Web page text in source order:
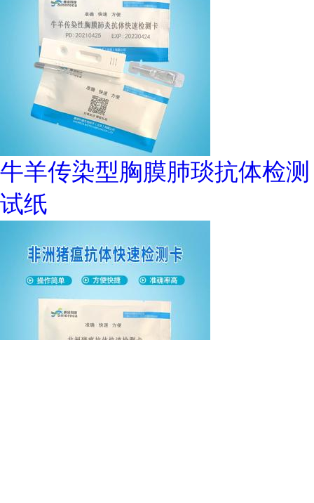
牛羊传染型胸膜肺琰抗体检测
试纸